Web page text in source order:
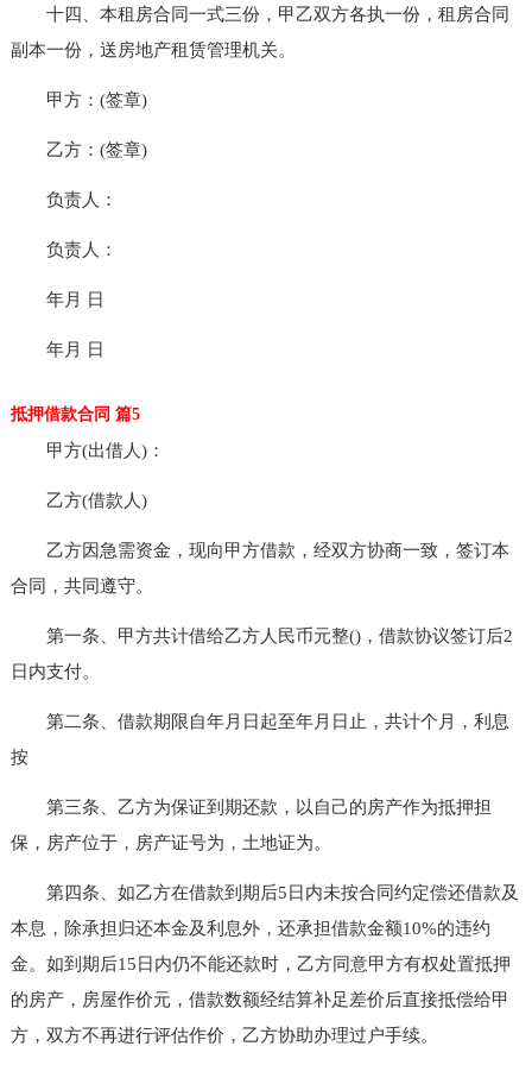
十四、本租房合同一式三份，甲乙双方各执一份，租房合同
副本一份，送房地产租赁管理机关。
甲方：(签章)
乙方：(签章)
负责人：
负责人：
年月 日
年月 日
抵押借款合同 篇5
甲方(出借人)：
乙方(借款人)
乙方因急需资金，现向甲方借款，经双方协商一致，签订本
合同，共同遵守。
第一条、甲方共计借给乙方人民币元整()，借款协议签订后2
日内支付。
第二条、借款期限自年月日起至年月日止，共计个月，利息
按
第三条、乙方为保证到期还款，以自己的房产作为抵押担
保，房产位于，房产证号为，土地证为。
第四条、如乙方在借款到期后5日内未按合同约定偿还借款及
本息，除承担归还本金及利息外，还承担借款金额10%的违约
金。如到期后15日内仍不能还款时，乙方同意甲方有权处置抵押
的房产，房屋作价元，借款数额经结算补足差价后直接抵偿给甲
方，双方不再进行评估作价，乙方协助办理过户手续。